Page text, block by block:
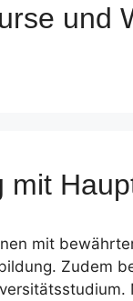
und
mit
mit
Zudem